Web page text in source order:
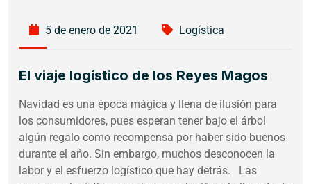
5 de enero de 2021 Logística
El viaje logístico de los Reyes Magos
Navidad es una época mágica y llena de ilusión para
los consumidores, pues esperan tener bajo el árbol
algún regalo como recompensa por haber sido buenos
durante el año. Sin embargo, muchos desconocen la
labor y el esfuerzo logístico que hay detrás. Las